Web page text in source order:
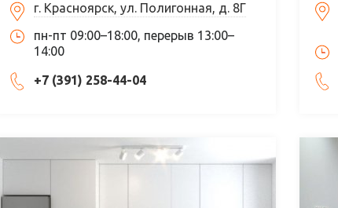
г. Красноярск, ул. Полигонная, д. 8Г
пн-пт 09:00–18:00, перерыв 13:00–
14:00
+7 (391) 258-44-04